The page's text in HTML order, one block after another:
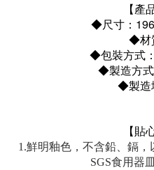
【產
◆尺寸：
◆材
◆包裝方式
◆製造方
◆製造
【貼
1.鮮明釉色，不含鉛、鎘，
SGS食用器